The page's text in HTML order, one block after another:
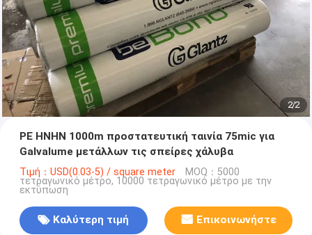
2/2
PE HNHN 1000m προστατευτική ταινία 75mic για
Galvalume μετάλλων τις σπείρες χάλυβα
Τιμή：USD(0.03-5) / square meter MOQ：5000
τετραγωνικό μέτρο, 10000 τετραγωνικό μέτρο με την
εκτύπωση
Καλύτερη τιμή Επικοινωνήστε